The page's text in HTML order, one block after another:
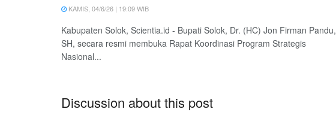
KAMIS, 04/6/26 | 19:09 WIB
Kabupaten Solok, Scientia.id - Bupati Solok, Dr. (HC) Jon Firman Pandu,
SH, secara resmi membuka Rapat Koordinasi Program Strategis
Nasional...
Discussion about this post